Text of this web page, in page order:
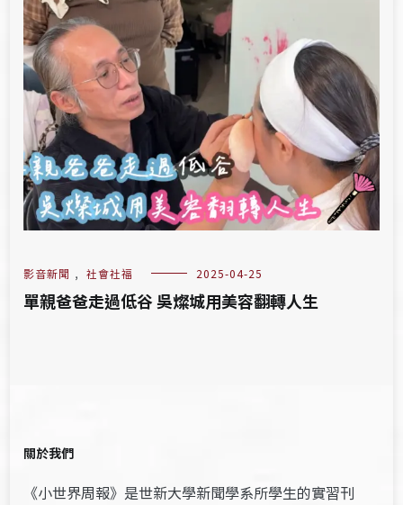
影音新聞 , 社會社福 2025-04-25
單親爸爸走過低谷 吳燦城用美容翻轉人生
關於我們
《小世界周報》是世新大學新聞學系所學生的實習刊